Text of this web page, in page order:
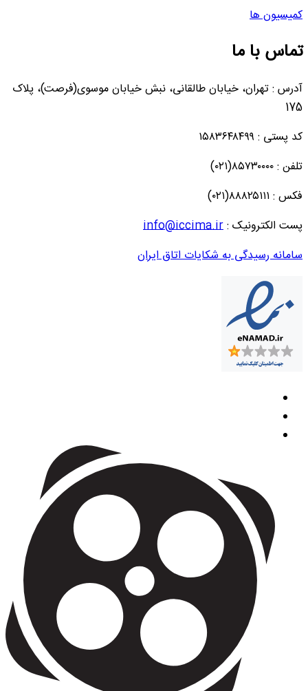
کمیسیون ها
تماس با ما
آدرس : تهران، خیابان طالقانی، نبش خیابان موسوی(فرصت)، پلاک
175
کد پستی : ۱۵۸۳۶۴۸۴۹۹
تلفن : ۸۵۷۳۰۰۰۰(۰۲۱)
فکس : ۸۸۸۲۵۱۱۱(۰۲۱)
پست الکترونیک :info@iccima.ir
سامانه رسیدگی به شکایات اتاق ایران